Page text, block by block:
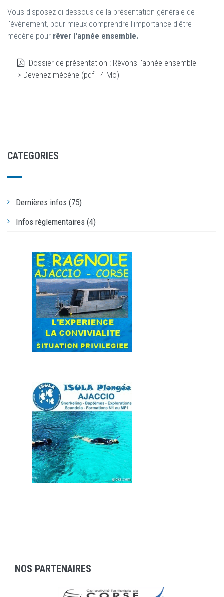
Vous disposez ci-dessous de la présentation générale de
l'évènement, pour mieux comprendre l'importance d'être
mécène pour rêver l'apnée ensemble.
Dossier de présentation : Rêvons l'apnée ensemble
> Devenez mécène (pdf - 4 Mo)
CATEGORIES
Dernières infos (75)
Infos règlementaires (4)
NOS PARTENAIRES